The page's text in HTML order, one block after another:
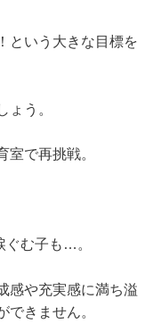
という大きな目標を
ょう。
室で再挑戦。
ぐむ子も…。
感や充実感に満ち溢
できません。